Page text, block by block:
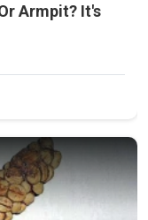
Armpit? It's